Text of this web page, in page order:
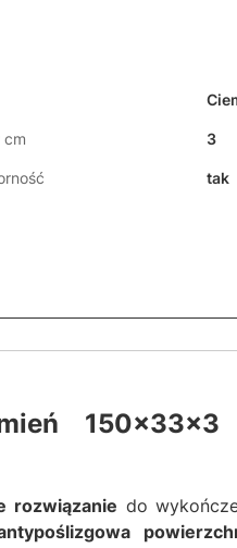
cm 3
tak
rozwiązanie do